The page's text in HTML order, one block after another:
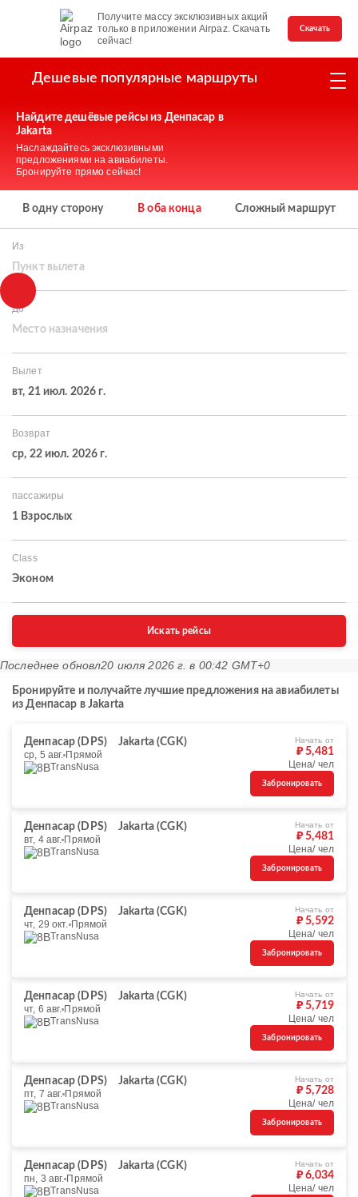
Получите массу эксклюзивных акций
только в приложении Airpaz. Скачать
сейчас!
Скачать
Дешевые популярные маршруты
Найдите дешёвые рейсы из Денпасар в
Jakarta
Наслаждайтесь эксклюзивными
предложениями на авиабилеты.
Бронируйте прямо сейчас!
В одну сторону В оба конца Сложный маршрут
Из
Пункт вылета
До
Место назначения
Вылет
вт, 21 июл. 2026 г.
Возврат
ср, 22 июл. 2026 г.
пассажиры
1 Взрослых
Class
Эконом
Искать рейсы
Последнее обновл20 июля 2026 г. в 00:42 GMT+0
Бронируйте и получайте лучшие предложения на авиабилеты
из Денпасар в Jakarta
Денпасар (DPS)
Jakarta (CGK)
ср, 5 авг. Прямой
TransNusa
Начать от
₽ 5,481
Цена/ чел
Забронировать
Денпасар (DPS)
Jakarta (CGK)
вт, 4 авг. Прямой
TransNusa
Начать от
₽ 5,481
Цена/ чел
Забронировать
Денпасар (DPS)
Jakarta (CGK)
чт, 29 окт. Прямой
TransNusa
Начать от
₽ 5,592
Цена/ чел
Забронировать
Денпасар (DPS)
Jakarta (CGK)
чт, 6 авг. Прямой
TransNusa
Начать от
₽ 5,719
Цена/ чел
Забронировать
Денпасар (DPS)
Jakarta (CGK)
пт, 7 авг. Прямой
TransNusa
Начать от
₽ 5,728
Цена/ чел
Забронировать
Денпасар (DPS)
Jakarta (CGK)
пн, 3 авг. Прямой
TransNusa
Начать от
₽ 6,034
Цена/ чел